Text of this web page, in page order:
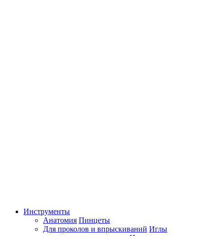
Инструменты
Анатомия Пинцеты
Для проколов и впрыскиваний Иглы